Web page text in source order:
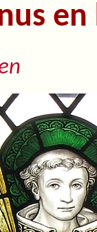
en